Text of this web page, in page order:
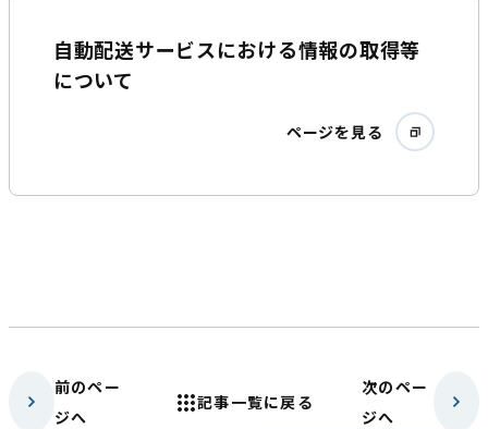
自動配送サービスにおける情報の取得等
について
ページを見る
前のペー
ジへ
記事一覧に戻る
次のペー
ジへ